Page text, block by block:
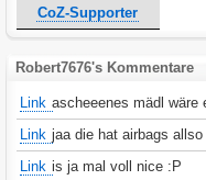
CoZ-Supporter
Robert7676's Kommentare
Link ascheeenes mädl wäre
Link jaa die hat airbags
Link is ja mal voll nice :P